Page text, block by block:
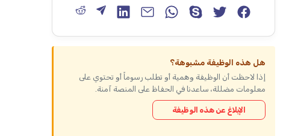
هل هذه الوظيفة مشبوهة؟
إذا لاحظت أن الوظيفة وهمية أو تطلب رسوماً أو تحتوي على
معلومات مضللة، ساعدنا في الحفاظ على المنصة آمنة.
الإبلاغ عن هذه الوظيفة